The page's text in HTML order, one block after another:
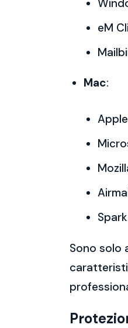
eM
Mac:
Spark
Sono solo